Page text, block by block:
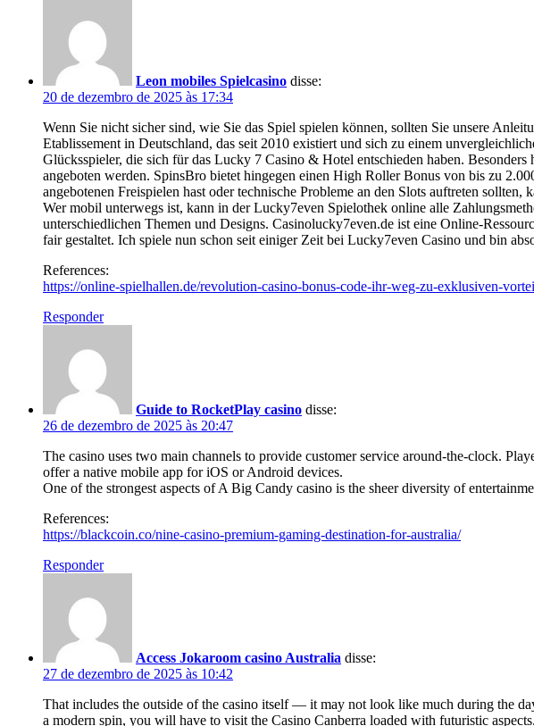
Leon mobiles Spielcasino disse:
20 de dezembro de 2025 às 17:34
Wenn Sie nicht sicher sind, wie Sie das Spiel spielen können, sollten Sie unsere
Etablissement in Deutschland, das seit 2010 existiert und sich zu einem
Glücksspieler, die sich für das Lucky 7 Casino & Hotel entschieden haben.
angeboten werden. SpinsBro bietet hingegen einen High Roller Bonus von bis zu
angebotenen Freispielen hast oder technische Probleme an den Slots auftreten
Wer mobil unterwegs ist, kann in der Lucky7even Spielothek online alle
unterschiedlichen Themen und Designs. Casinolucky7even.de ist eine Online-
fair gestaltet. Ich spiele nun schon seit einiger Zeit bei Lucky7even Casino und bin
References:
https://online-spielhallen.de/revolution-casino-bonus-code-ihr-weg-zu-exklusiven-
Responder
Guide to RocketPlay casino disse:
26 de dezembro de 2025 às 20:47
The casino uses two main channels to provide customer service around-the-clock.
offer a native mobile app for iOS or Android devices.
One of the strongest aspects of A Big Candy casino is the sheer diversity of
References:
https://blackcoin.co/nine-casino-premium-gaming-destination-for-australia/
Responder
Access Jokaroom casino Australia disse:
27 de dezembro de 2025 às 10:42
That includes the outside of the casino itself — it may not look like much during the
a modern spin, you will have to visit the Casino Canberra loaded with futuristic